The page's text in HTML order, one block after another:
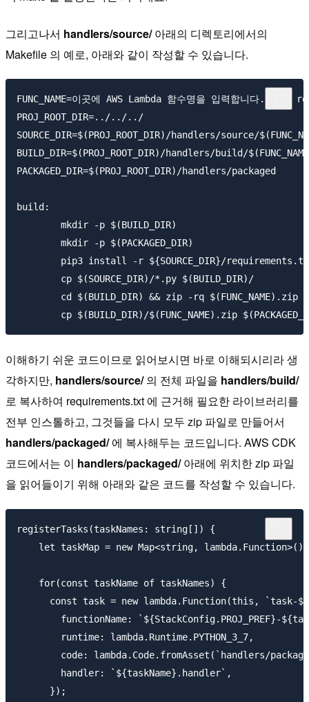
그리고나서 handlers/source/아래의 디렉토리에서의
Makefile 의 예로, 아래와 같이 작성할 수 있습니다.
FUNC_NAME=이곳에 AWS Lambda 함수명을 입력합니다. (예
PROJ_ROOT_DIR=../../../
SOURCE_DIR=$(PROJ_ROOT_DIR)/handlers/source/
BUILD_DIR=$(PROJ_ROOT_DIR)/handlers/build/
PACKAGED_DIR=$(PROJ_ROOT_DIR)/handlers/packaged
build:
이해하기 쉬운 코드이므로 읽어보시면 바로 이해되시리라 생
각하지만, handlers/source/의 전체 파일을 handlers/build/
로 복사하여 requirements.txt 에 근거해 필요한 라이브러리를
전부 인스톨하고, 그것들을 다시 모두 zip 파일로 만들어서
handlers/packaged/에 복사해두는 코드입니다. AWS CDK
코드에서는 이 handlers/packaged/아래에 위치한 zip 파일
을 읽어들이기 위해 아래와 같은 코드를 작성할 수 있습니다.
registerTasks(taskNames: string[]) {
    let taskMap = new Map<string, lambda.Function>();
    for(const taskName of taskNames) {
const task = new lambda.Function(this, `task-
functionName: `${StackConfig.PROJ_PREF}-
        runtime: lambda.Runtime.PYTHON_3_7,
code: lambda.Code.fromAsset(`handlers/
        handler: `${taskName}.handler`,
      });